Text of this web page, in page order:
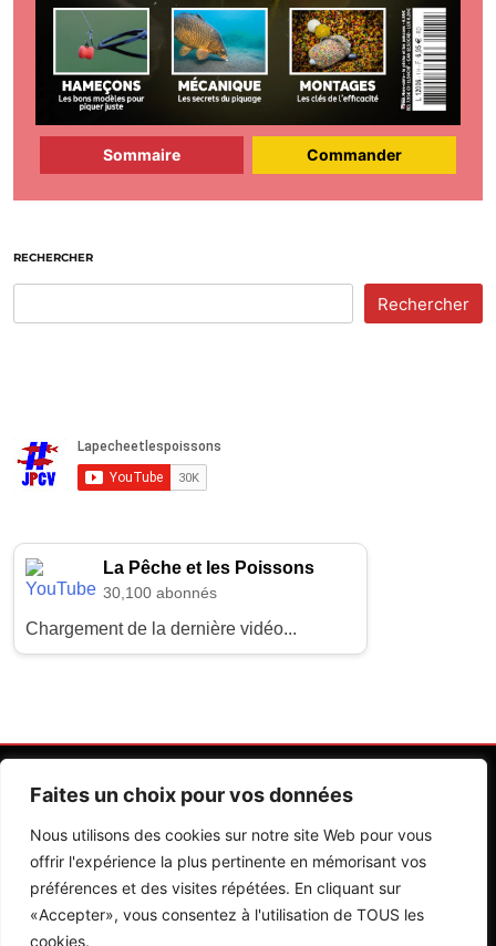
Faites un choix pour vos données
Nous utilisons des cookies sur notre site Web pour vous
offrir l'expérience la plus pertinente en mémorisant vos
préférences et des visites répétées. En cliquant sur
«Accepter», vous consentez à l'utilisation de TOUS les
cookies.
Sommaire Commander
RECHERCHER
Rechercher
La Pêche et les Poissons
30,100 abonnés
Chargement de la dernière vidéo...
Contactez Nos Rédactions Mentions Légales